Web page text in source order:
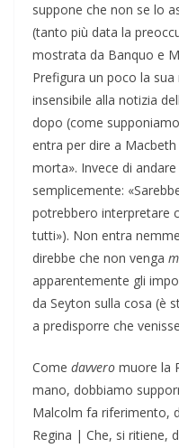
suppone che non se lo
(tanto più data la
mostrata da Banquo e
Prefigura un poco la
insensibile alla notizia
dopo (come
entra per dire a
morta». Invece di
semplicemente:
potrebbero interpretare
tutti»). Non entra
direbbe che non venga
apparentemente gli
da Seyton sulla cosa (è
a predisporre che
Come davvero muore la
mano, dobbiamo
Malcolm fa riferimento,
Regina | Che, si ritiene,